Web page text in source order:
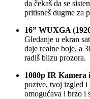
da čekaš da se
pritisneš dugme za
16” WUXGA
Gledanje u ekran
daje realne boje, a
radiš blizu prozora.
1080p IR
pozive, tvoj izgled i
omogućava i brzo i